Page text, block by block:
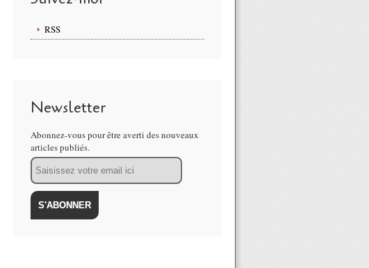
RSS
Newsletter
Abonnez-vous pour être averti des nouveaux
articles publiés.
Email